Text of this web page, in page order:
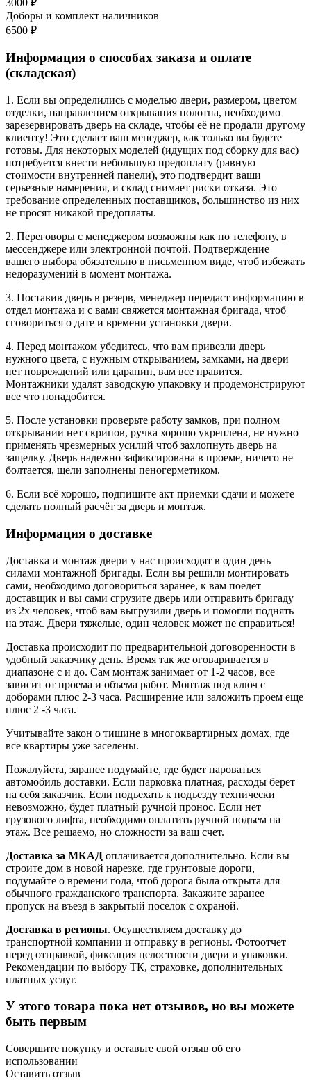
Доборы и комплект наличников
6500 ₽
Информация о способах заказа и оплате
(складская)
1. Если вы определились с моделью двери, размером, цветом
отделки, направлением открывания полотна, необходимо
зарезервировать дверь на складе, чтобы её не продали другому
клиенту! Это сделает ваш менеджер, как только вы будете
готовы. Для некоторых моделей (идущих под сборку для вас)
потребуется внести небольшую предоплату (равную
стоимости внутренней панели), это подтвердит ваши
серьезные намерения, и склад снимает риски отказа. Это
требование определенных поставщиков, большинство из них
не просят никакой предоплаты.
2. Переговоры с менеджером возможны как по телефону, в
мессенджере или электронной почтой. Подтверждение
вашего выбора обязательно в письменном виде, чтоб избежать
недоразумений в момент монтажа.
3. Поставив дверь в резерв, менеджер передаст информацию в
отдел монтажа и с вами свяжется монтажная бригада, чтоб
сговориться о дате и времени установки двери.
4. Перед монтажом убедитесь, что вам привезли дверь
нужного цвета, с нужным открыванием, замками, на двери
нет повреждений или царапин, вам все нравится.
Монтажники удалят заводскую упаковку и продемонстрируют
все что понадобится.
5. После установки проверьте работу замков, при полном
открывании нет скрипов, ручка хорошо укреплена, не нужно
применять чрезмерных усилий чтоб захлопнуть дверь на
защелку. Дверь надежно зафиксирована в проеме, ничего не
болтается, щели заполнены пеногерметиком.
6. Если всё хорошо, подпишите акт приемки сдачи и можете
сделать полный расчёт за дверь и монтаж.
Информация о доставке
Доставка и монтаж двери у нас происходят в один день
силами монтажной бригады. Если вы решили монтировать
сами, необходимо договориться заранее, к вам поедет
доставщик и вы сами сгрузите дверь или отправить бригаду
из 2х человек, чтоб вам выгрузили дверь и помогли поднять
на этаж. Двери тяжелые, один человек может не справиться!
Доставка происходит по предварительной договоренности в
удобный заказчику день. Время так же оговаривается в
диапазоне с и до. Сам монтаж занимает от 1-2 часов, все
зависит от проема и объема работ. Монтаж под ключ с
доборами плюс 2-3 часа. Расширение или заложить проем еще
плюс 2 -3 часа.
Учитывайте закон о тишине в многоквартирных домах, где
все квартиры уже заселены.
Пожалуйста, заранее подумайте, где будет пароваться
автомобиль доставки. Если парковка платная, расходы берет
на себя заказчик. Если подъехать к подъезду технически
невозможно, будет платный ручной пронос. Если нет
грузового лифта, необходимо оплатить ручной подъем на
этаж. Все решаемо, но сложности за ваш счет.
Доставка за МКАД оплачивается дополнительно. Если вы
строите дом в новой нарезке, где грунтовые дороги,
подумайте о времени года, чтоб дорога была открыта для
обычного гражданского транспорта. Закажите заранее
пропуск на въезд в закрытый поселок с охраной.
Доставка в регионы. Осуществляем доставку до
транспортной компании и отправку в регионы. Фотоотчет
перед отправкой, фиксация целостности двери и упаковки.
Рекомендации по выбору ТК, страховке, дополнительных
платных услуг.
У этого товара пока нет отзывов, но вы можете
быть первым
Совершите покупку и оставьте свой отзыв об его
использовании
Оставить отзыв